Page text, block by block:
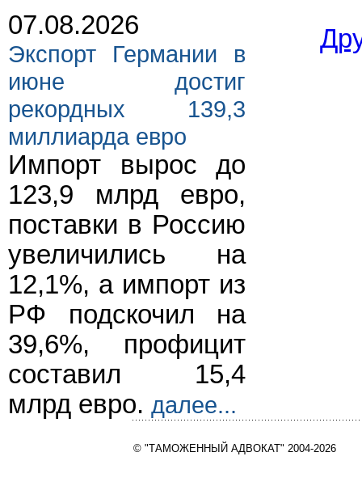
07.08.2026
Экспорт Германии в
июне достиг
рекордных 139,3
миллиарда евро
Импорт вырос до
123,9 млрд евро,
поставки в Россию
увеличились на
12,1%, а импорт из
РФ подскочил на
39,6%, профицит
составил 15,4
млрд евро. далее...
© "ТАМОЖЕННЫЙ АДВОКАТ" 2004-2026